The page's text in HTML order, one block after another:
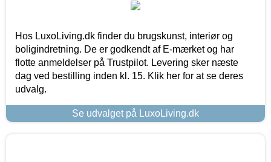
Hos LuxoLiving.dk finder du brugskunst, interiør og
boligindretning. De er godkendt af E-mærket og har
flotte anmeldelser på Trustpilot. Levering sker næste
dag ved bestilling inden kl. 15. Klik her for at se deres
udvalg.
Se udvalget på LuxoLiving.dk